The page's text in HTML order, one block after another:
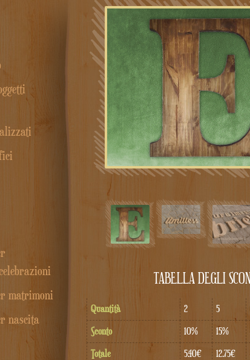
TABELLA DEGLI
Quantità 2 5
Sconto
10% 15%
Totale
5.40€ 12.75€
matrimoni
nascita